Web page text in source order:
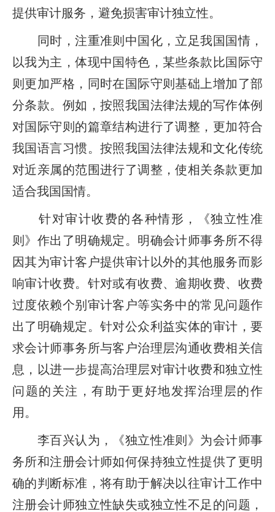
提供审计服务，避免损害审计独立性。
同时，注重准则中国化，立足我国国情，
以我为主，体现中国特色，某些条款比国际守
则更加严格，同时在国际守则基础上增加了部
分条款。例如，按照我国法律法规的写作体例
对国际守则的篇章结构进行了调整，更加符合
我国语言习惯。按照我国法律法规和文化传统
对近亲属的范围进行了调整，使相关条款更加
适合我国国情。
针对审计收费的各种情形，《独立性准
则》作出了明确规定。明确会计师事务所不得
因其为审计客户提供审计以外的其他服务而影
响审计收费。针对或有收费、逾期收费、收费
过度依赖个别审计客户等实务中的常见问题作
出了明确规定。针对公众利益实体的审计，要
求会计师事务所与客户治理层沟通收费相关信
息，以进一步提高治理层对审计收费和独立性
问题的关注，有助于更好地发挥治理层的作
用。
李百兴认为，《独立性准则》为会计师事
务所和注册会计师如何保持独立性提供了更明
确的判断标准，将有助于解决以往审计工作中
注册会计师独立性缺失或独立性不足的问题，